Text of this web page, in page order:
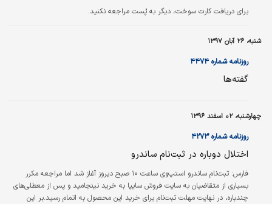
برای دریافت کارت سوخت، دیگر به پُست مراجعه نکنید.
شنبه، ۲۶ آبان ۱۳۹۷
روزنامه شماره ۴۴۷۴
گفته‌ها
چهارشنبه، ۰۲ اسفند ۱۳۹۶
روزنامه شماره ۴۲۷۳
اختلال دوباره در ثبت‌نام ساندرو
فارس:
ثبت‌نام ساندرو استپ‌وی ساعت ۱۰ صبح دیروز آغاز شد اما مراجعه مکرر
بسیاری از متقاضیان به سایت فروش سایپا به خرید نینجامید و پس از معطلی‌های
چندباره، در نهایت مهلت ثبت‌نام برای خرید این محصول به اتمام رسید.بر این